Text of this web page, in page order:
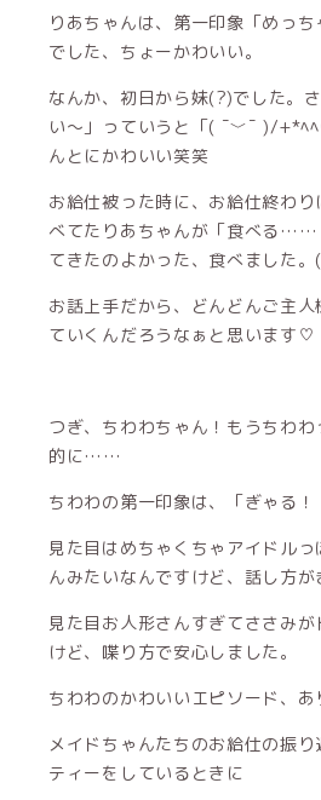
りあちゃんは、第一印象「めっち
でした、ちょーかわいい。
なんか、初日から妹(?)でした。
い〜」っていうと「( ¯﹀¯ )/+*ﾍ
んとにかわいい笑笑
お給仕被った時に、お給仕終わ
べてたりあちゃんが「食べる
てきたのよかった、食べました
お話上手だから、どんどんご主
ていくんだろうなぁと思います♡
つぎ、ちわわちゃん！もうちわ
的に……
ちわわの第一印象は、「ぎゃる！
見た目はめちゃくちゃアイドル
んみたいなんですけど、話し方が
見た目お人形さんすぎてささみ
けど、喋り方で安心しました。
ちわわのかわいいエピソード、あ
メイドちゃんたちのお給仕の振
ティーをしているときに